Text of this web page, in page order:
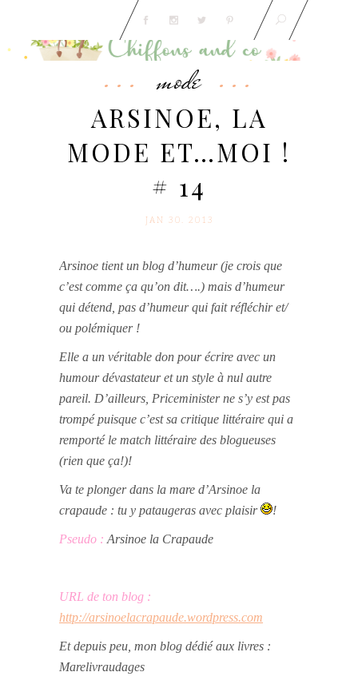
mode
ARSINOE, LA
MODE ET…MOI !
# 14
JAN 30. 2013
Arsinoe tient un blog d’humeur (je crois que
c’est comme ça qu’on dit….) mais d’humeur
qui détend, pas d’humeur qui fait réfléchir et/
ou polémiquer !
Elle a un véritable don pour écrire avec un
humour dévastateur et un style à nul autre
pareil. D’ailleurs, Priceminister ne s’y est pas
trompé puisque c’est sa critique littéraire qui a
remporté le match littéraire des blogueuses
(rien que ça!)!
Va te plonger dans la mare d’Arsinoe la
crapaude : tu y pataugeras avec plaisir
!
Pseudo : Arsinoe la Crapaude
URL de ton blog :
http://arsinoelacrapaude.wordpress.com
Et depuis peu, mon blog dédié aux livres :
Marelivraudages